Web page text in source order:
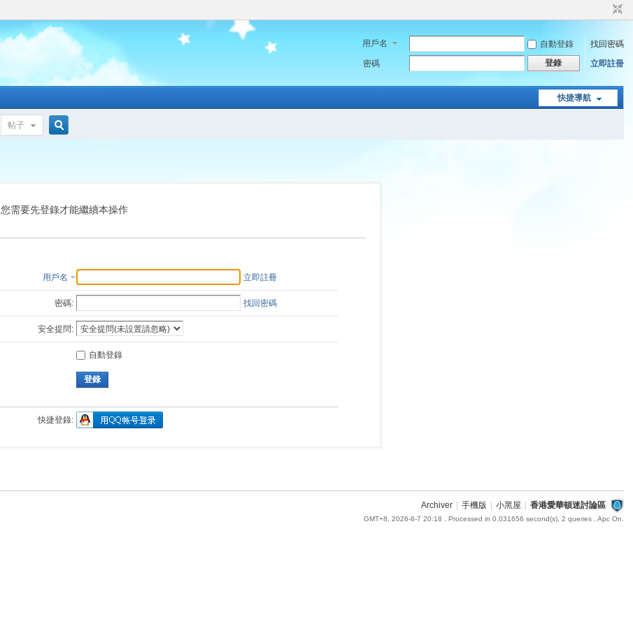
用戶名 自動登錄
找回密碼
密碼
登錄 立即註冊
快捷導航
帖子
索
您需要先登錄才能繼續本操作
用戶名 立即註冊
密碼: 找回密碼
安全提問:
自動登錄
登錄
快捷登錄:
Archiver 手機版 小黑屋 香港愛華頓迷討論區
GMT+8, 2026-8-7 20:18 , Processed in 0.031656 second(s), 2 queries , Apc On.